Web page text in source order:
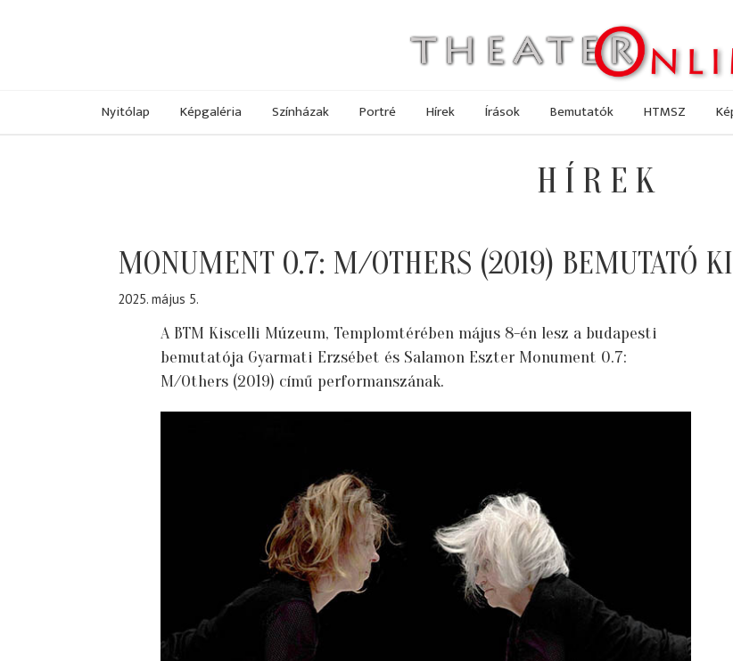
Nyitólap Képgaléria Színházak Portré Hírek Írások Bemutatók HTMSZ
HÍREK
MONUMENT 0.7: M/OTHERS (2019) BEMUTATÓ
2025. május 5.
A BTM Kiscelli Múzeum, Templomtérében május 8-én lesz a budapesti
bemutatója Gyarmati Erzsébet és Salamon Eszter Monument 0.7:
M/Others (2019) című performanszának.